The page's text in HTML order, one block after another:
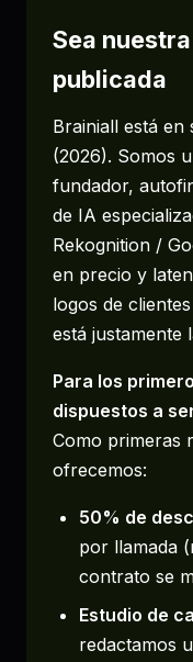
Sea
publicada
Brainiall está
(2026). Somos
fundador,
de IA
Rekognition /
en precio y
logos de
está justamente
Para los
dispuestos a
Como primeras
ofrecemos:
50% de
por llamada
contrato se
Estudio de
redactamos